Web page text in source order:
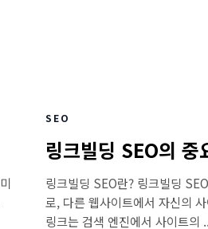
SEO
링크빌딩 SEO의
링크빌딩 SEO란? 링크빌딩
로, 다른 웹사이트에서 자신의
링크는 검색 엔진에서 사이트의